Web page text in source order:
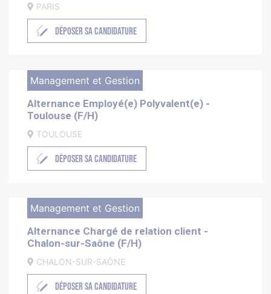
PARIS
DÉPOSER SA CANDIDATURE
Management et Gestion
Alternance Employé(e) Polyvalent(e) -
Toulouse (F/H)
TOULOUSE
DÉPOSER SA CANDIDATURE
Management et Gestion
Alternance Chargé de relation client -
Chalon-sur-Saône (F/H)
CHALON-SUR-SAÔNE
DÉPOSER SA CANDIDATURE